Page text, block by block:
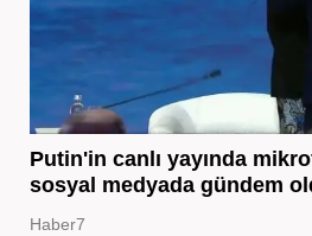
Putin'in canlı yayında
sosyal medyada gündem
Haber7